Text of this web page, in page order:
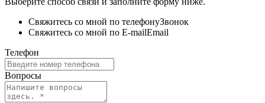
Свяжитесь со мной по телефонуЗвонок
Свяжитесь со мной по E-mailEmail
Телефон
Вопросы